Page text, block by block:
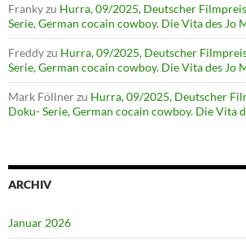
Frankyzu Hurra, 09/2025, Deutscher
Serie, German cocain cowboy. Die Vita des Jo
Freddyzu Hurra, 09/2025, Deutscher
Serie, German cocain cowboy. Die Vita des Jo
Mark Föllnerzu Hurra, 09/2025, Deutscher
Doku- Serie, German cocain cowboy. Die Vita
ARCHIV
Januar 2026